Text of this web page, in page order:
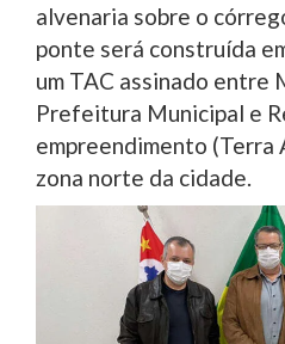
alvenaria sobre o
ponte será construída
um TAC assinado entre
Prefeitura Municipal e
empreendimento (Terra
zona norte da cidade.